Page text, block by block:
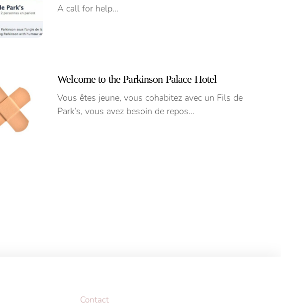
A call for help…
Welcome to the Parkinson Palace Hotel
Vous êtes jeune, vous cohabitez avec un Fils de
Park’s, vous avez besoin de repos…
Contact